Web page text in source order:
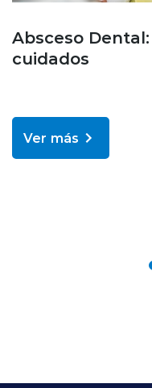
Absceso
cuidados
Ver más